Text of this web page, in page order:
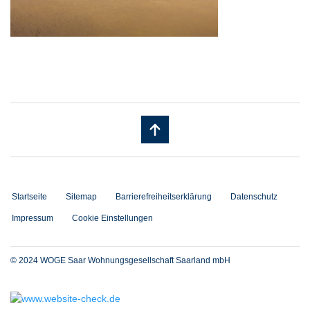
Startseite Sitemap Barrierefreiheitserklärung Datenschutz
Impressum Cookie Einstellungen
© 2024 WOGE Saar Wohnungsgesellschaft Saarland mbH